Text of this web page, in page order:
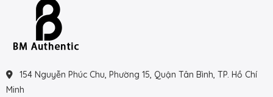
154 Nguyễn Phúc Chu, Phường 15, Quận Tân Bình, TP. Hồ Chí
Minh